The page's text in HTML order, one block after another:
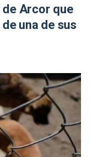
Arcor que
una de sus